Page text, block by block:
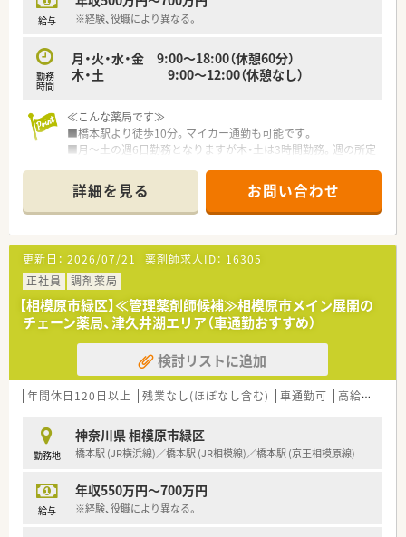
ており、無理なく長期的に勤め続けることができる労働環境で
■店舗間での助け合いの精神が社風として根付いているため、有
給休暇取得率は70%を超え、周囲に気兼ねなくお休みが取れま
す。
男性薬剤師の育休取得例もあるためライフイベントにも柔軟に
対応します。
■「薬剤師の成長が会社の成長」という考えのもと、新入社員か
ら管理職まで各階層に応じた充実の研修制度でスキルを磨き続
けられます。
担し、学会参加への補助制度もあるため、専門性を追求したい方
に最適です。
■意欲と実績次第では、管理薬剤師からエリアマネージャー、さ
らには経営幹部へと昇格していく道も明確に用意されておりま
す。
給与 ※経験、役職により異なる。
勤務
時間
月・火・水・金 9:00～18:00（休憩60分）
木・土 9:00～12:00（休憩なし）
≪こんな薬局です≫
■橋本駅より徒歩10分。マイカー通勤も可能です。
■月～土の週6日勤務となりますが木・土は3時間勤務。週の所定
■施設処方も取り扱っていますので、幅広い経験を積む事が可能
です。
■休憩中は外出をしてリフレッシュも可能。風通しの良い就業
環境づくりに力を入れています。
≪こんな法人です≫
■相模原市に1店舗・海老名市に1店展開。堅実な経営をモットー
としている地域密着型のかかりつけ薬局です。
■メーカー出身者の事務長をはじめ、社長とのコミュニケーショ
ンが活発な環境です。
≪こんな方におすすめ！≫
■管理薬剤師経験を活かして高年収を目指したい方
■転勤の心配をせずに神奈川県に定着して就業したい方
詳細を見る お問い合わせ
更新日： 2026/07/21 薬剤師求人ID： 16305
正社員
調剤薬局
【相模原市緑区】≪管理薬剤師候補≫相模原市メイン展開の
チェーン薬局、津久井湖エリア（車通勤おすすめ）
検討リストに追加
年間休日120日以上 残業なし(ほぼなし含む) 車通勤可 高給与(600万円以上)
勤務地
神奈川県 相模原市緑区
橋本駅 (JR横浜線)／橋本駅 (JR相模線)／橋本駅 (京王相模原線)
給与
年収550万円～700万円
※経験、役職により異なる。